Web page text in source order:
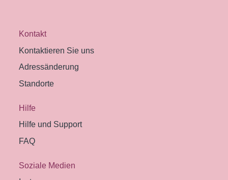
Kontakt
Kontaktieren Sie uns
Adressänderung
Standorte
Hilfe
Hilfe und Support
FAQ
Soziale Medien